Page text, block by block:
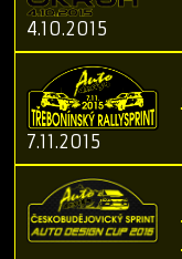
4.10.2015
7.11.2015